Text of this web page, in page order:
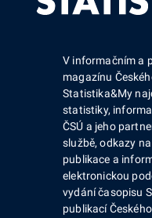
V informačním a
magazínu
Statistika&My
statistiky,
ČSÚ a jeho
službě, odkazy
publikace a
elektronickou
vydání časopisu
publikací